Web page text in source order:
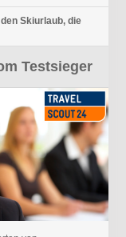
Skiurlaub, die
Testsieger